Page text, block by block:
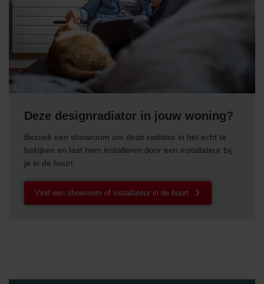
Deze designradiator in jouw woning?
Bezoek een showroom om deze radiator in het echt te
bekijken en laat hem installeren door een installateur bij
je in de buurt.
Vind een showroom of installateur in de buurt